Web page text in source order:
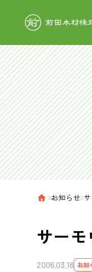
ホーム
›お知らせ›
サーモ
2006.03.16 お知